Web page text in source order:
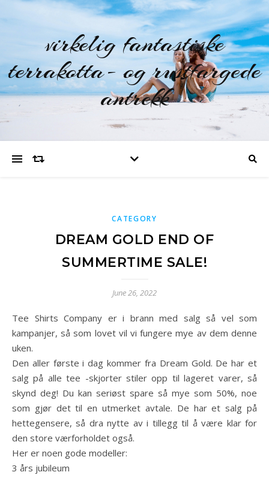
virkelig fantastiske
terrakotta- og rustfargede
antrekk
CATEGORY
DREAM GOLD END OF
SUMMERTIME SALE!
June 26, 2022
Tee Shirts Company er i brann med salg så vel som
kampanjer, så som lovet vil vi fungere mye av dem denne
uken.
Den aller første i dag kommer fra Dream Gold. De har et
salg på alle tee -skjorter stiler opp til lageret varer, så
skynd deg! Du kan seriøst spare så mye som 50%, noe
som gjør det til en utmerket avtale. De har et salg på
hettegensere, så dra nytte av i tillegg til å være klar for
den store værforholdet også.
Her er noen gode modeller:
3 års jubileum